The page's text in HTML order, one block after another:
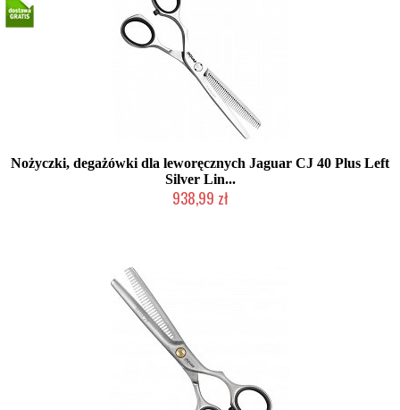
Nożyczki, degażówki dla leworęcznych Jaguar CJ 40 Plus Left
Silver Lin...
938,99 zł